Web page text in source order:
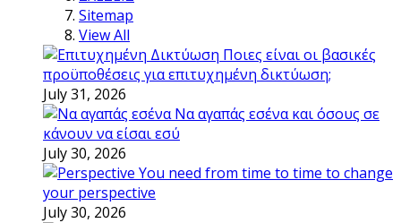
Sitemap
View All
Ποιες είναι οι βασικές
προϋποθέσεις για επιτυχημένη δικτύωση;
July 31, 2026
Να αγαπάς εσένα και όσους σε
κάνουν να είσαι εσύ
July 30, 2026
You need from time to time to change
your perspective
July 30, 2026